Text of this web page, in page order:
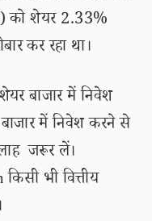
को शेयर 2.33%
कर रहा था।
बाजार में निवेश
में निवेश करने से
जरूर लें।
भी वित्तीय